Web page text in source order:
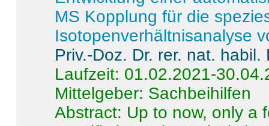
MS Kopplung für die
Isotopenverhältnisanalyse
Priv.-Doz. Dr. rer. nat.
Laufzeit: 01.02.2021-
Mittelgeber: Sachbeihilfen
Abstract: Up to now, only a